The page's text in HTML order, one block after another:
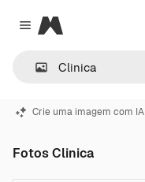
Close menu
Magnific
Crie uma imagem com IA
Fotos Clinica